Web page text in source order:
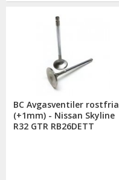
BC Avgasventiler rostfria
(+1mm) - Nissan Skyline
R32 GTR RB26DETT